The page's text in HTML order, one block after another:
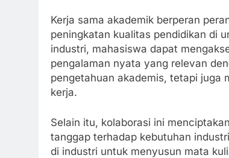
Kerja sama akademik berperan
peningkatan kualitas pendidikan di
industri, mahasiswa dapat
pengalaman nyata yang relevan
pengetahuan akademis, tetapi juga
kerja.
Selain itu, kolaborasi ini
tanggap terhadap kebutuhan
di industri untuk menyusun mata